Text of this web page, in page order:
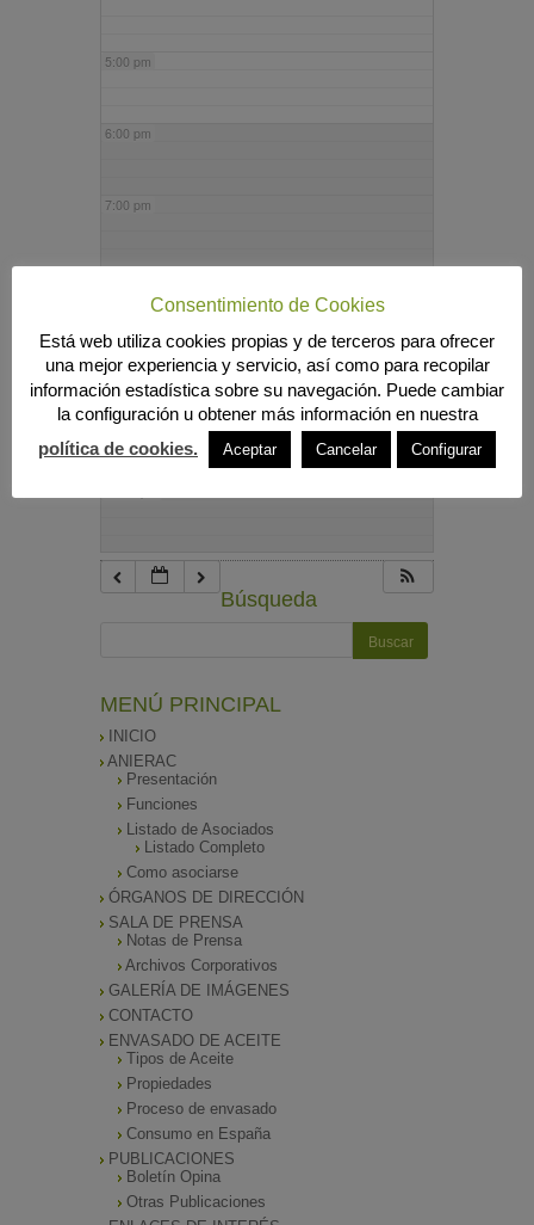
5:00 pm
6:00 pm
7:00 pm
9:00 pm
10:00 pm
Búsqueda
MENÚ PRINCIPAL
INICIO
ANIERAC
Presentación
Funciones
Listado de Asociados
Listado Completo
Como asociarse
ÓRGANOS DE DIRECCIÓN
SALA DE PRENSA
Notas de Prensa
Archivos Corporativos
GALERÍA DE IMÁGENES
CONTACTO
ENVASADO DE ACEITE
Tipos de Aceite
Propiedades
Proceso de envasado
Consumo en España
PUBLICACIONES
Boletín Opina
Otras Publicaciones
Consentimiento de Cookies
Está web utiliza cookies propias y de terceros para ofrecer
una mejor experiencia y servicio, así como para recopilar
información estadística sobre su navegación. Puede cambiar
la configuración u obtener más información en nuestra
política de cookies.
Aceptar Cancelar Configurar